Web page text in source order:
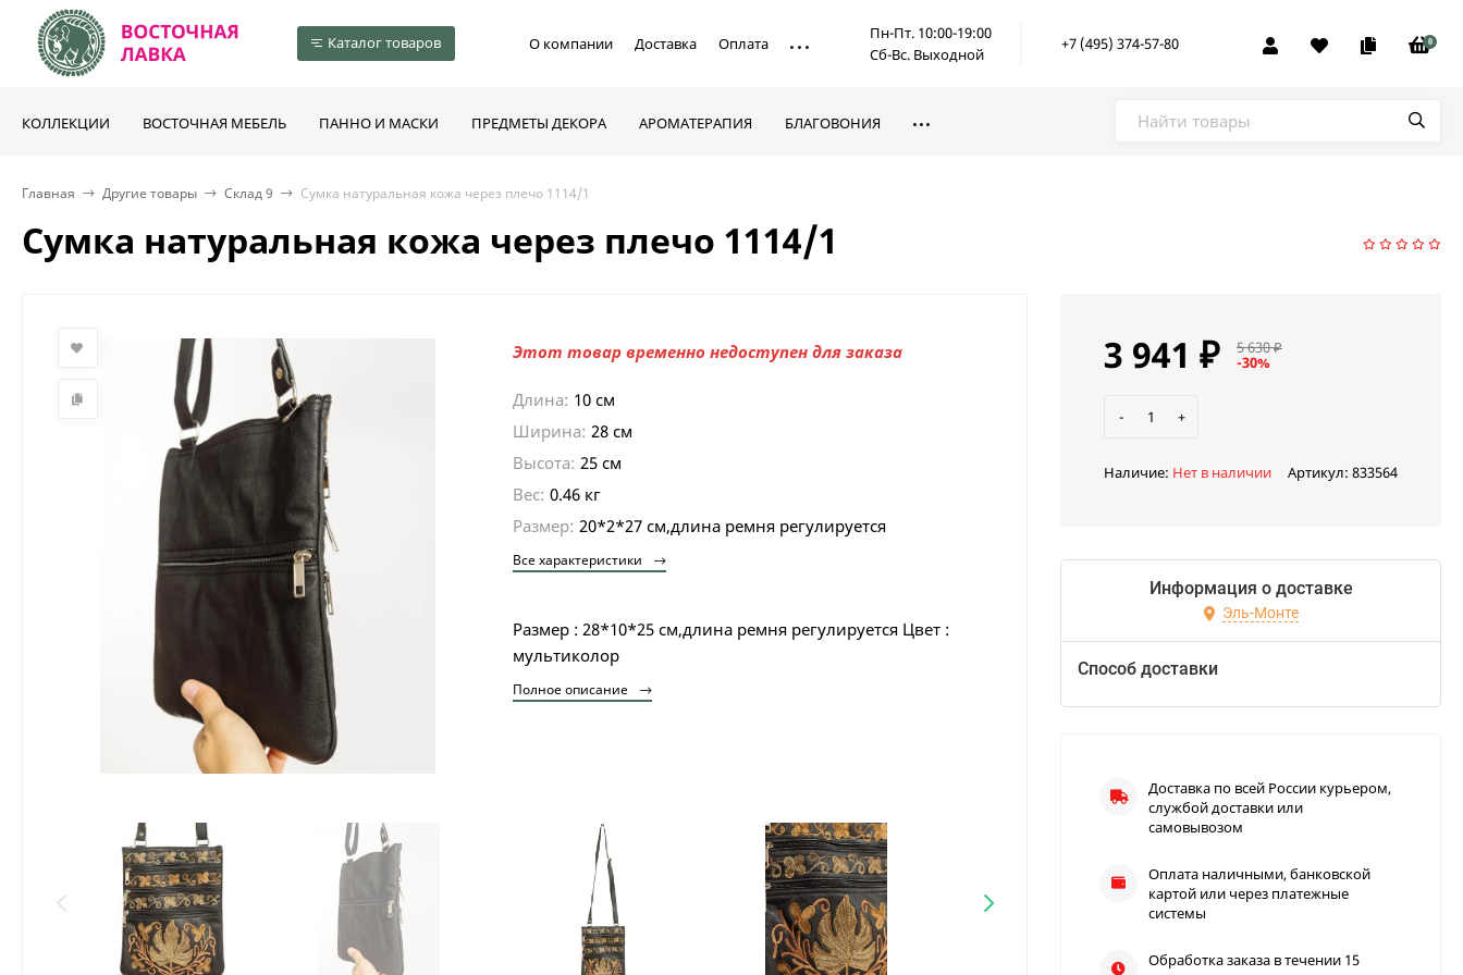
Каталог товаров О компании Доставка Оплата
Пн-Пт. 10:00-19:00
Сб-Вс. Выходной
+7 (495) 374-57-80 0
КОЛЛЕКЦИИ ВОСТОЧНАЯ МЕБЕЛЬ ПАННО И МАСКИ ПРЕДМЕТЫ ДЕКОРА АРОМАТЕРАПИЯ БЛАГОВОНИЯ
Главная Другие товары Склад 9 Сумка натуральная кожа через плечо 1114/1
Сумка натуральная кожа через плечо 1114/1
Этот товар временно недоступен для заказа
Длина: 10 см
Ширина: 28 см
Высота: 25 см
Вес: 0.46 кг
Размер: 20*2*27 см,длина ремня регулируется
Все характеристики
Размер : 28*10*25 см,длина ремня регулируется Цвет :
мультиколор
Полное описание
3 941 ₽ 5 630₽
-30%
- +
Наличие: Нет в наличии Артикул: 833564
Информация о доставке
Эль-Монте
Способ доставки
Доставка по всей России курьером,
службой доставки или
самовывозом
Оплата наличными, банковской
картой или через платежные
системы
Обработка заказа в течении 15